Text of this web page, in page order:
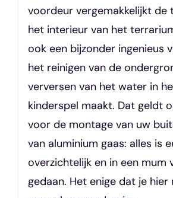
voordeur vergemakkelijkt de
het interieur van het
ook een bijzonder ingenieus
het reinigen van de
verversen van het water in
kinderspel maakt. Dat geldt
voor de montage van uw
van aluminium gaas: alles is
overzichtelijk en in een mum
gedaan. Het enige dat je hier